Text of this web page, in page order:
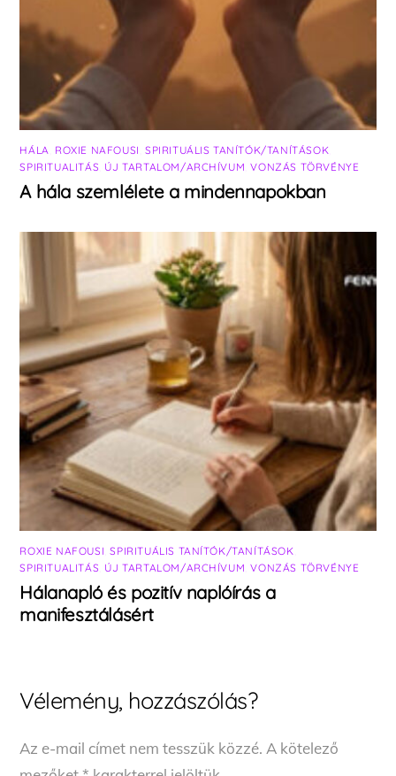
HÁLA ROXIE NAFOUSI SPIRITUÁLIS TANÍTÓK/TANÍTÁSOK
SPIRITUALITÁS ÚJ TARTALOM/ARCHÍVUM ,VONZÁS TÖRVÉNYE
A hála szemlélete a mindennapokban
ROXIE NAFOUSI ,SPIRITUÁLIS TANÍTÓK/TANÍTÁSOK
SPIRITUALITÁS ÚJ TARTALOM/ARCHÍVUM ,VONZÁS TÖRVÉNYE
Hálanapló és pozitív naplóírás a
manifesztálásért
Vélemény, hozzászólás?
Az e-mail címet nem tesszük közzé. A kötelező